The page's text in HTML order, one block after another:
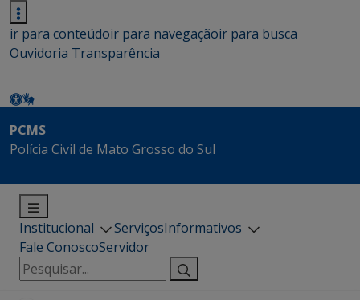
ir para conteúdoir para navegaçãoir para busca
Ouvidoria Transparência
PCMS
Polícia Civil de Mato Grosso do Sul
Institucional ServiçosInformativos
Fale ConoscoServidor
Pesquisar
por: